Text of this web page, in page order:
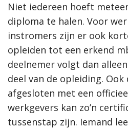
Niet iedereen hoeft
diploma te halen. Voor
instromers zijn er ook
opleiden tot een erkend
deelnemer volgt dan
deel van de opleiding.
afgesloten met een
werkgevers kan zo’n
tussenstap zijn. Iemand